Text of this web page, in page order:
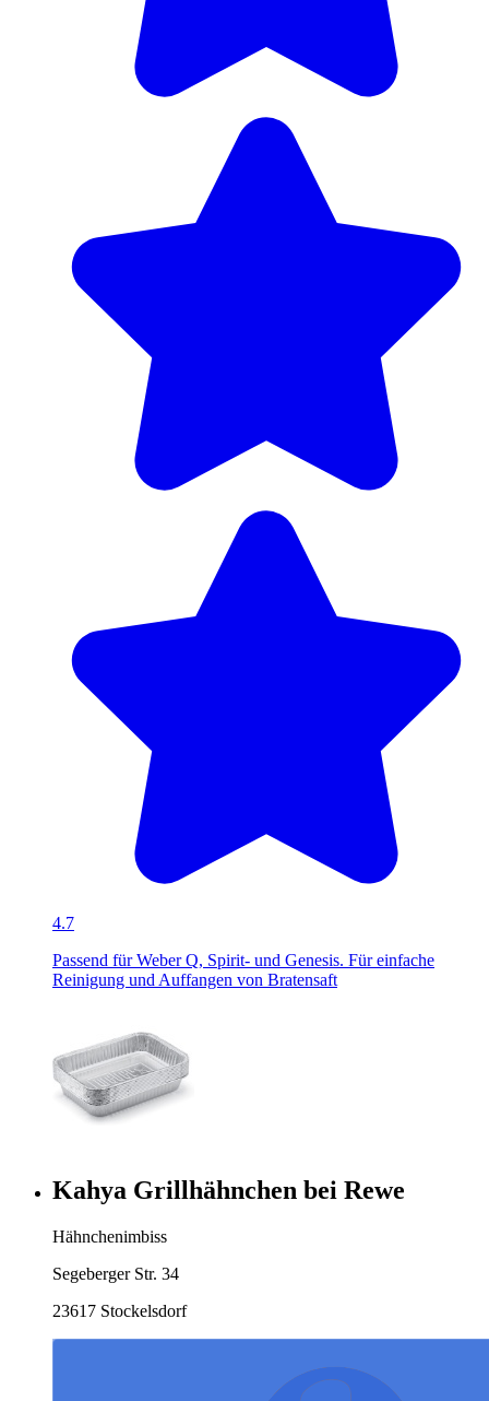
4.7
Passend für Weber Q, Spirit- und Genesis. Für einfache
Reinigung und Auffangen von Bratensaft
Kahya Grillhähnchen bei Rewe
Hähnchenimbiss
Segeberger Str. 34
23617 Stockelsdorf